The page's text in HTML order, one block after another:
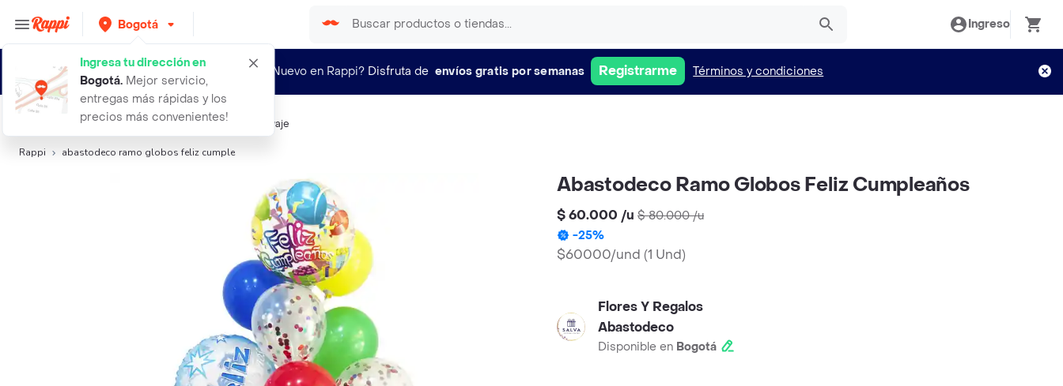
Bogotá
Ingresa tu dirección en
Bogotá. Mejor servicio,
entregas más rápidas y los
precios más convenientes!
Ingreso
¿Nuevo en Rappi? Disfruta de envíos gratis por semanas Registrarme Términos y condiciones
Búsquedas relacionadas:Bombas y Globos, Fruto Salvaje
Rappi abastodeco ramo globos feliz cumple
Abastodeco Ramo Globos Feliz Cumpleaños
$ 60.000 /u $ 80.000/u
-25%
$60000/und (1 Und)
Flores Y Regalos
Abastodeco
Disponible en Bogotá